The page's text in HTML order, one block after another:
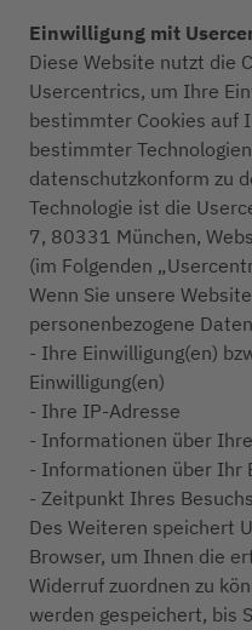
Einwilligung mit
Diese Website nutzt die
Usercentrics, um Ihre
bestimmter Cookies auf
bestimmter
datenschutzkonform zu
Technologie ist die
7, 80331 München,
(im Folgenden
Wenn Sie unsere
personenbezogene
- Ihre Einwilligung(en)
Einwilligung(en)
- Ihre IP-Adresse
- Informationen über
- Informationen über Ihr
- Zeitpunkt Ihres
Des Weiteren speichert
Browser, um Ihnen die
Widerruf zuordnen zu
werden gespeichert, bis